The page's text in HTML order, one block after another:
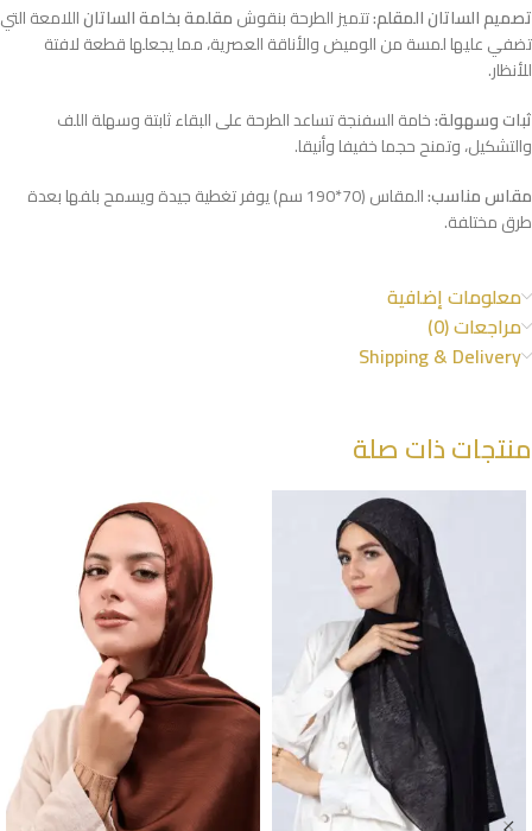
تصميم الساتان المقلم:تتميز الطرحة بنقوشمقلمة بخامة الساتاناللامعة التي
تضفي عليها لمسة من الوميض والأناقة العصرية، مما يجعلها قطعة لافتة
للأنظار.
ثبات وسهولة:خامة السفنجة تساعد الطرحة على البقاء ثابتة وسهلة اللف
والتشكيل، وتمنح حجما خفيفا وأنيقا.
مقاس مناسب:
المقاس (70*190 سم) يوفر تغطية جيدة ويسمح بلفها بعدة
طرق مختلفة.
معلومات إضافية
مراجعات (0)
Shipping & Delivery
منتجات ذات صلة